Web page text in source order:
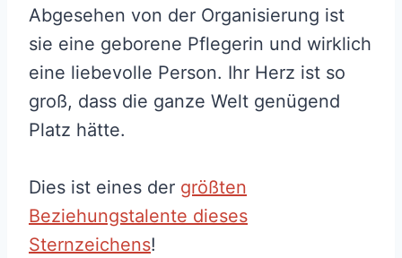
Abgesehen von der Organisierung ist
sie eine geborene Pflegerin und wirklich
eine liebevolle Person. Ihr Herz ist so
groß, dass die ganze Welt genügend
Platz hätte.
Dies ist eines der größten
Beziehungstalente dieses
Sternzeichens!